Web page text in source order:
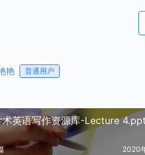
艳 普通用户
术英语写作资源库-Lecture
2020